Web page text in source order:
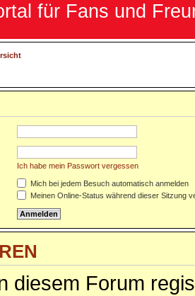
für Fans und
Ich habe mein Passwort vergessen
Mich bei jedem Besuch automatisch anmelden
Meinen Online-Status während dieser Sitzung
diesem Forum